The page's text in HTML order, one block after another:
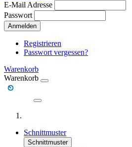
E-Mail Adresse
Passwort
Anmelden
Registrieren
Passwort vergessen?
Warenkorb
Warenkorb
Schnittmuster
Schnittmuster